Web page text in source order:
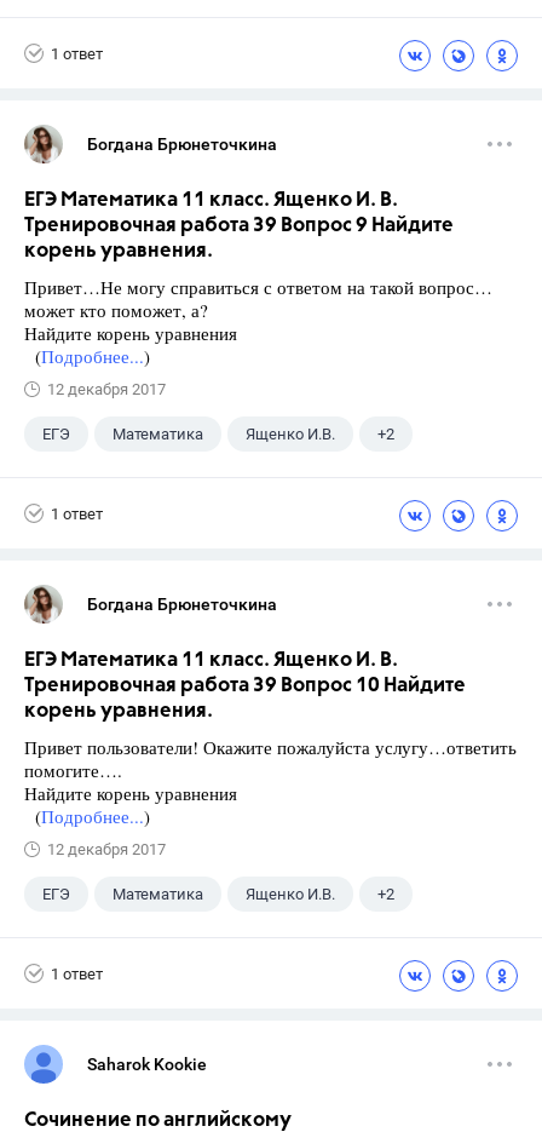
1 ответ
Богдана Брюнеточкина
ЕГЭ Математика 11 класс. Ященко И. В.
Тренировочная работа 39 Вопрос 9 Найдите
корень уравнения.
Привет…Не могу справиться с ответом на такой вопрос…
может кто поможет, а?
Найдите корень уравнения
(Подробнее...)
12 декабря 2017
ЕГЭ Математика Ященко И.В. +2
1 ответ
Богдана Брюнеточкина
ЕГЭ Математика 11 класс. Ященко И. В.
Тренировочная работа 39 Вопрос 10 Найдите
корень уравнения.
Привет пользователи! Окажите пожалуйста услугу…ответить
помогите….
Найдите корень уравнения
(Подробнее...)
12 декабря 2017
ЕГЭ Математика Ященко И.В. +2
1 ответ
Saharok Kookie
Сочинение по английскому